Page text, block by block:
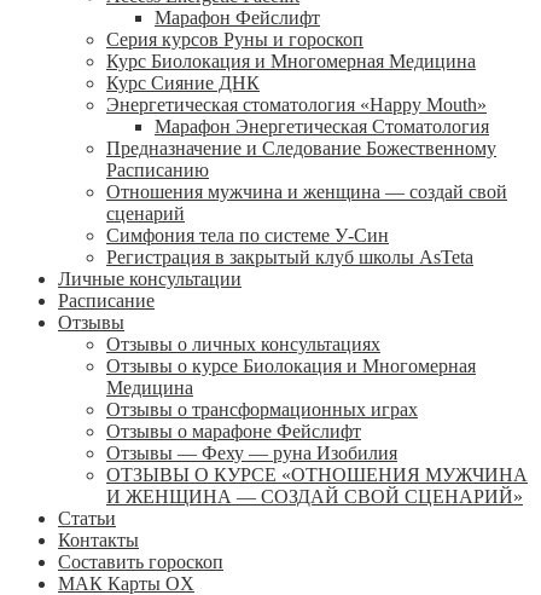
Марафон Фейслифт
Серия курсов Руны и гороскоп
Курс Биолокация и Многомерная Медицина
Курс Сияние ДНК
Энергетическая стоматология «Happy Mouth»
Марафон Энергетическая Cтоматология
Предназначение и Следование Божественному
Расписанию
Отношения мужчина и женщина — создай свой
сценарий
Симфония тела по системе У-Син
Регистрация в закрытый клуб школы AsTeta
Личные консультации
Расписание
Отзывы
Отзывы о личных консультациях
Отзывы о курсе Биолокация и Многомерная
Медицина
Отзывы о трансформационных играх
Отзывы о марафоне Фейслифт
Отзывы — Феху — руна Изобилия
ОТЗЫВЫ О КУРСЕ «ОТНОШЕНИЯ МУЖЧИНА
И ЖЕНЩИНА — СОЗДАЙ СВОЙ СЦЕНАРИЙ»
Статьи
Контакты
Составить гороскоп
МАК Карты OХ